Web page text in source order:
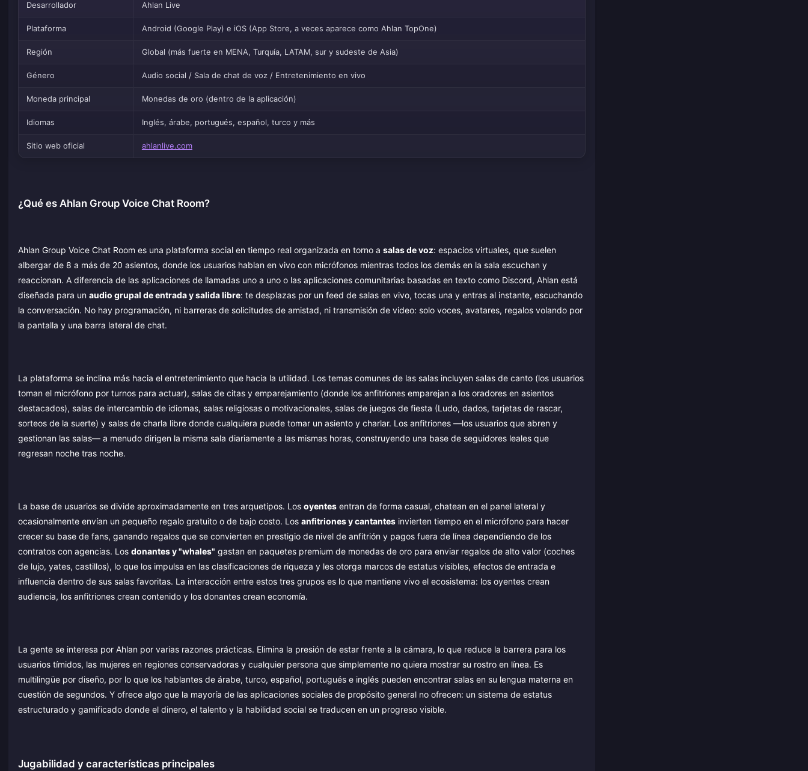
Desarrollador Ahlan Live
Plataforma Android (Google Play) e iOS (App Store, a veces aparece como Ahlan TopOne)
Región Global (más fuerte en MENA, Turquía, LATAM, sur y sudeste de Asia)
Género Audio social / Sala de chat de voz / Entretenimiento en vivo
Moneda principal Monedas de oro (dentro de la aplicación)
Idiomas Inglés, árabe, portugués, español, turco y más
Sitio web oficial ahlanlive.com
¿Qué es Ahlan Group Voice Chat Room?
Ahlan Group Voice Chat Room es una plataforma social en tiempo real organizada en torno a salas de voz: espacios virtuales, que suelen
albergar de 8 a más de 20 asientos, donde los usuarios hablan en vivo con micrófonos mientras todos los demás en la sala escuchan y
reaccionan. A diferencia de las aplicaciones de llamadas uno a uno o las aplicaciones comunitarias basadas en texto como Discord, Ahlan está
diseñada para un audio grupal de entrada y salida libre: te desplazas por un feed de salas en vivo, tocas una y entras al instante, escuchando
la conversación. No hay programación, ni barreras de solicitudes de amistad, ni transmisión de video: solo voces, avatares, regalos volando por
la pantalla y una barra lateral de chat.
La plataforma se inclina más hacia el entretenimiento que hacia la utilidad. Los temas comunes de las salas incluyen salas de canto (los usuarios
toman el micrófono por turnos para actuar), salas de citas y emparejamiento (donde los anfitriones emparejan a los oradores en asientos
destacados), salas de intercambio de idiomas, salas religiosas o motivacionales, salas de juegos de fiesta (Ludo, dados, tarjetas de rascar,
sorteos de la suerte) y salas de charla libre donde cualquiera puede tomar un asiento y charlar. Los anfitriones —los usuarios que abren y
gestionan las salas— a menudo dirigen la misma sala diariamente a las mismas horas, construyendo una base de seguidores leales que
regresan noche tras noche.
La base de usuarios se divide aproximadamente en tres arquetipos. Los oyentes entran de forma casual, chatean en el panel lateral y
ocasionalmente envían un pequeño regalo gratuito o de bajo costo. Los anfitriones y cantantes invierten tiempo en el micrófono para hacer
crecer su base de fans, ganando regalos que se convierten en prestigio de nivel de anfitrión y pagos fuera de línea dependiendo de los
contratos con agencias. Los donantes y "whales" gastan en paquetes premium de monedas de oro para enviar regalos de alto valor (coches
de lujo, yates, castillos), lo que los impulsa en las clasificaciones de riqueza y les otorga marcos de estatus visibles, efectos de entrada e
influencia dentro de sus salas favoritas. La interacción entre estos tres grupos es lo que mantiene vivo el ecosistema: los oyentes crean
audiencia, los anfitriones crean contenido y los donantes crean economía.
La gente se interesa por Ahlan por varias razones prácticas. Elimina la presión de estar frente a la cámara, lo que reduce la barrera para los
usuarios tímidos, las mujeres en regiones conservadoras y cualquier persona que simplemente no quiera mostrar su rostro en línea. Es
multilingüe por diseño, por lo que los hablantes de árabe, turco, español, portugués e inglés pueden encontrar salas en su lengua materna en
cuestión de segundos. Y ofrece algo que la mayoría de las aplicaciones sociales de propósito general no ofrecen: un sistema de estatus
estructurado y gamificado donde el dinero, el talento y la habilidad social se traducen en un progreso visible.
Jugabilidad y características principales